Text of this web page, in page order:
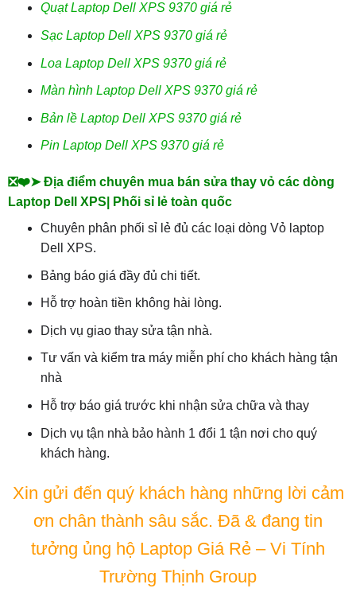
Quạt Laptop Dell XPS 9370 giá rẻ
Sạc Laptop Dell XPS 9370 giá rẻ
Loa Laptop Dell XPS 9370 giá rẻ
Màn hình Laptop Dell XPS 9370 giá rẻ
Bản lề Laptop Dell XPS 9370 giá rẻ
Pin Laptop Dell XPS 9370 giá rẻ
❎❤️➤ Địa điểm chuyên mua bán sửa thay vỏ các dòng
Laptop Dell XPS| Phối sỉ lẻ toàn quốc
Chuyên phân phối sỉ lẻ đủ các loại dòng Vỏ laptop
Dell XPS.
Bảng báo giá đầy đủ chi tiết.
Hỗ trợ hoàn tiền không hài lòng.
Dịch vụ giao thay sửa tận nhà.
Tư vấn và kiểm tra máy miễn phí cho khách hàng tận
nhà
Hỗ trợ báo giá trước khi nhận sửa chữa và thay
Dịch vụ tận nhà bảo hành 1 đổi 1 tận nơi cho quý
khách hàng.
Xin gửi đến quý khách hàng những lời cảm
ơn chân thành sâu sắc. Đã & đang tin
tưởng ủng hộ Laptop Giá Rẻ – Vi Tính
Trường Thịnh Group